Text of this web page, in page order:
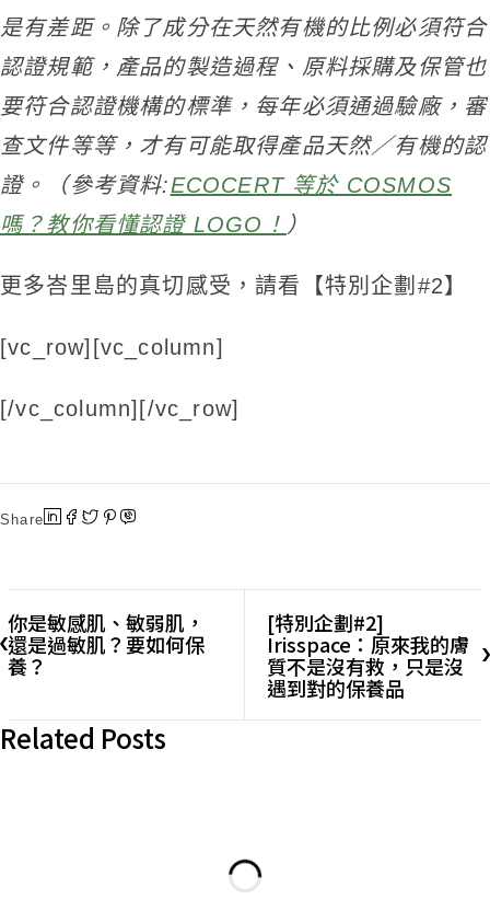
是有差距。除了成分在天然有機的比例必須符合
認證規範，產品的製造過程、原料採購及保管也
要符合認證機構的標準，每年必須通過驗廠，審
查文件等等，才有可能取得產品天然／有機的認
證。（參考資料:ECOCERT 等於 COSMOS
嗎？教你看懂認證 LOGO！ ）
更多峇里島的真切感受，請看【特別企劃#2】
[vc_row][vc_column]
[/vc_column][/vc_row]
Share
你是敏感肌、敏弱肌，
還是過敏肌？要如何保
養？
[特別企劃#2]
Irisspace：原來我的膚
質不是沒有救，只是沒
遇到對的保養品
Related Posts